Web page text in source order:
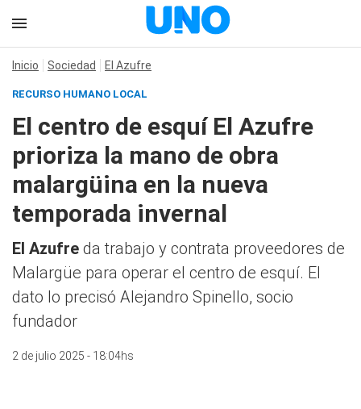
Inicio Sociedad El Azufre
RECURSO HUMANO LOCAL
El centro de esquí El Azufre
prioriza la mano de obra
malargüina en la nueva
temporada invernal
El Azufre da trabajo y contrata proveedores de
Malargüe para operar el centro de esquí. El
dato lo precisó Alejandro Spinello, socio
fundador
2 de julio 2025 - 18:04hs